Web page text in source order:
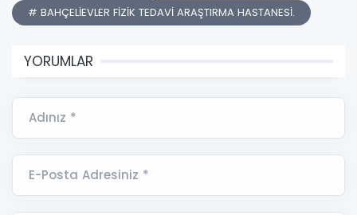
# BAHÇELİEVLER FİZİK TEDAVİ ARAŞTIRMA HASTANESİ.
YORUMLAR
Adınız *
E-Posta Adresiniz *